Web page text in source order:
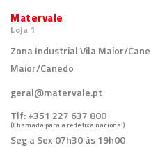
Matervale
Loja 1
Zona Industrial Vila Maior/
Maior/Canedo
geral@matervale.pt
Tlf:+351 227 637 800
(Chamada para a rede fixa nacional)
Seg a Sex 07h30 às 19h00